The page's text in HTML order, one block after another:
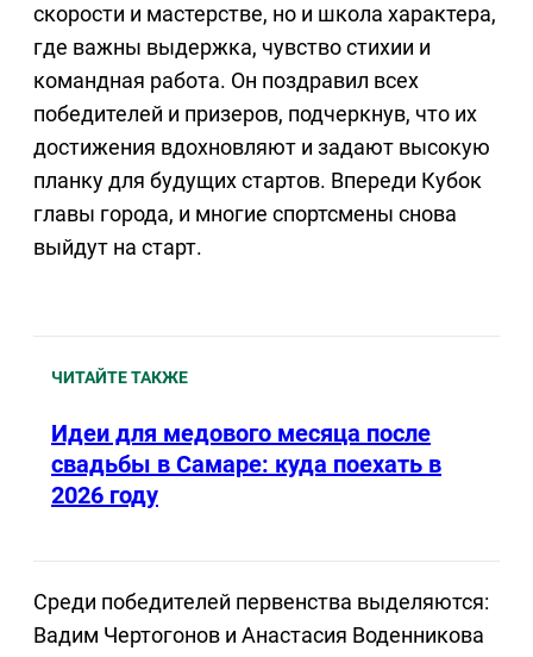
скорости и мастерстве, но и школа характера,
где важны выдержка, чувство стихии и
командная работа. Он поздравил всех
победителей и призеров, подчеркнув, что их
достижения вдохновляют и задают высокую
планку для будущих стартов. Впереди Кубок
главы города, и многие спортсмены снова
выйдут на старт.
ЧИТАЙТЕ ТАКЖЕ
Идеи для медового месяца после
свадьбы в Самаре: куда поехать в
2026 году
Среди победителей первенства выделяются:
Вадим Чертогонов и Анастасия Воденникова